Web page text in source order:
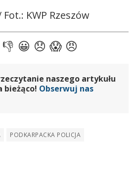
KWP Rzeszów
naszego artykułu
bieżąco! Obserwuj nas
PODKARPACKA POLICJA